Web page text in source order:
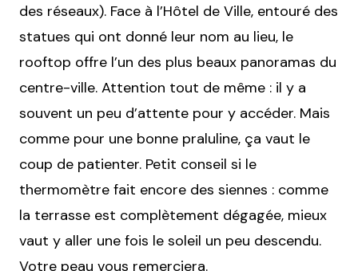
des réseaux). Face à l’Hôtel de Ville, entouré des
statues qui ont donné leur nom au lieu, le
rooftop offre l’un des plus beaux panoramas du
centre-ville. Attention tout de même : il y a
souvent un peu d’attente pour y accéder. Mais
comme pour une bonne praluline, ça vaut le
coup de patienter. Petit conseil si le
thermomètre fait encore des siennes : comme
la terrasse est complètement dégagée, mieux
vaut y aller une fois le soleil un peu descendu.
Votre peau vous remerciera.